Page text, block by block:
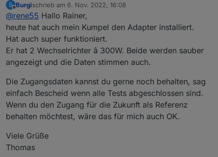
noch Gegenchecken muss, ob es noch irgendwelche
Seiteneffekte mit 'Non-Business' oder Hybridanlagen
gibt.
LG Rainer
B
Offline
Burgischrieb am 6. Nov. 2022, 16:08
zuletzt editiert von
@rene55 Hallo Rainer,
heute hat auch mein Kumpel den Adapter installiert.
Hat auch super funktioniert.
Er hat 2 Wechselrichter â 300W. Beide werden sauber
angezeigt und die Daten stimmen auch.
Die Zugangsdaten kannst du gerne noch behalten, sag
einfach Bescheid wenn alle Tests abgeschlossen sind.
Wenn du den Zugang für die Zukunft als Referenz
behalten möchtest, wäre das für mich auch OK.
Viele Grüße
Thomas